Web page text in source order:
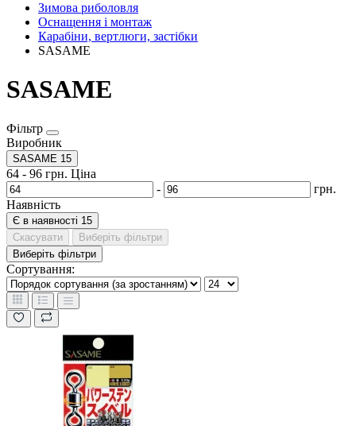
Зимова риболовля
Оснащення і монтаж
Карабіни, вертлюги, застібки
SASAME
SASAME
Фільтр
Виробник
SASAME 15
64 - 96 грн. Ціна
-
грн.
Наявність
Є в наявності 15
Скасувати
Виберіть фільтри
Виберіть фільтри
Сортування: